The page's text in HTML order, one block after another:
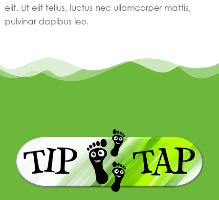
elit. Ut elit tellus, luctus nec ullamcorper mattis,
pulvinar dapibus leo.